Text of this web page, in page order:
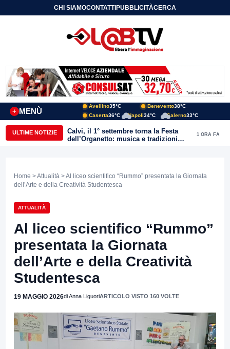
CHI SIAMOCONTATTIPUBBLICITÀCERCA
MENÙ
+
Avellino35°C Benevento38°C
Caserta36°C Napoli34°C Salerno33°C
ULTIME NOTIZIE
Calvi, il 1° settembre torna la Festa
dell’Organetto: musica e tradizioni
popolari dell’entroterra
1 ORA FA
Home >Attualità > Al liceo scientifico “Rummo” presentata la Giornata
dell’Arte e della Creatività Studentesca
ATTUALITÀ
Al liceo scientifico “Rummo”
presentata la Giornata
dell’Arte e della Creatività
Studentesca
19 MAGGIO 2026di Anna LiguoriARTICOLO VISTO 160 VOLTE